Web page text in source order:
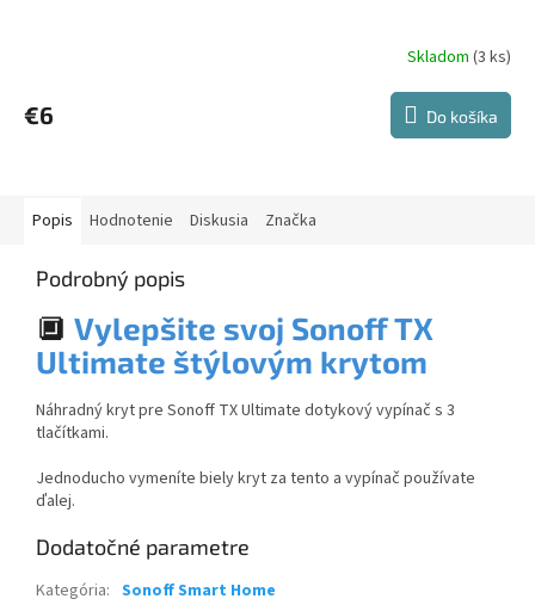
Skladom (3 ks)
€6 Do košíka
Popis Hodnotenie Diskusia Značka
Podrobný popis
🔲 Vylepšite svoj Sonoff TX
Ultimate štýlovým krytom
Náhradný kryt pre Sonoff TX Ultimate dotykový vypínač s 3
tlačítkami.
Jednoducho vymeníte biely kryt za tento a vypínač používate
ďalej.
Dodatočné parametre
Kategória: Sonoff Smart Home